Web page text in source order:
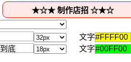
文字
文字